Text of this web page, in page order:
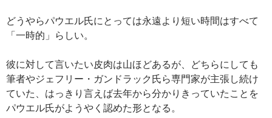
どうやらパウエル氏にとっては永遠より短い時間はすべて
「一時的」らしい。
彼に対して言いたい皮肉は山ほどあるが、どちらにしても
筆者やジェフリー・ガンドラック氏ら専門家が主張し続け
ていた、はっきり言えば去年から分かりきっていたことを
パウエル氏がようやく認めた形となる。